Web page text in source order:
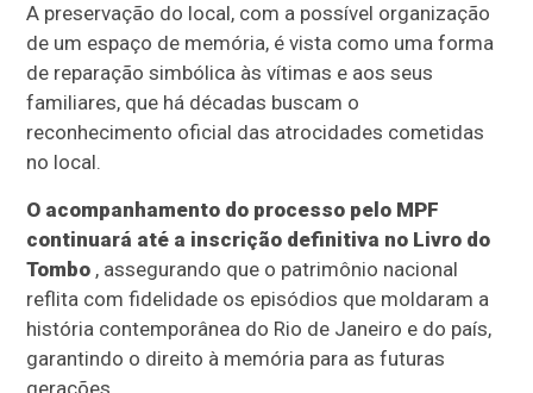
A preservação do local, com a possível organização
de um espaço de memória, é vista como uma forma
de reparação simbólica às vítimas e aos seus
familiares, que há décadas buscam o
reconhecimento oficial das atrocidades cometidas
no local.
O acompanhamento do processo pelo MPF
continuará até a inscrição definitiva no Livro do
Tombo , assegurando que o patrimônio nacional
reflita com fidelidade os episódios que moldaram a
história contemporânea do Rio de Janeiro e do país,
garantindo o direito à memória para as futuras